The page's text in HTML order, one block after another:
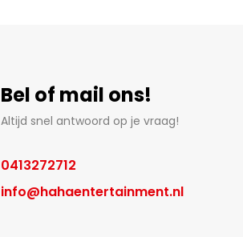
Bel of mail ons!
Altijd snel antwoord op je vraag!
0413272712
info@hahaentertainment.nl